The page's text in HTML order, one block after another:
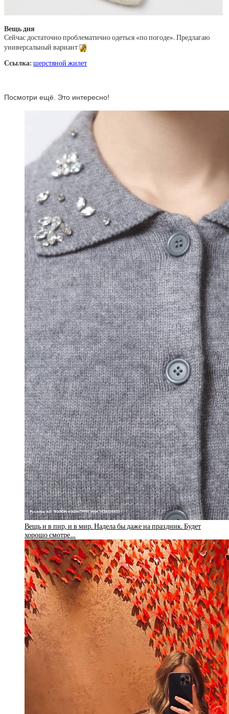
Вещь дня
Сейчас достаточно проблематично одеться «по погоде». Предлагаю
универсальный вариант💁‍♀️
Ссылка: шерстяной жилет
Посмотри ещё. Это интересно!
Вещь и в пир, и в мир. Надела бы даже на праздник. Будет
хорошо смотре…